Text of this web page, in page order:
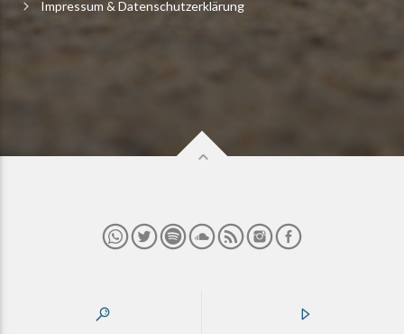
Impressum & Datenschutzerklärung